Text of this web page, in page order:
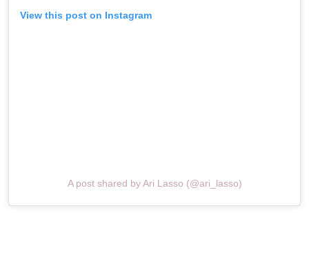
View this post on Instagram
A post shared by Ari Lasso (@ari_lasso)